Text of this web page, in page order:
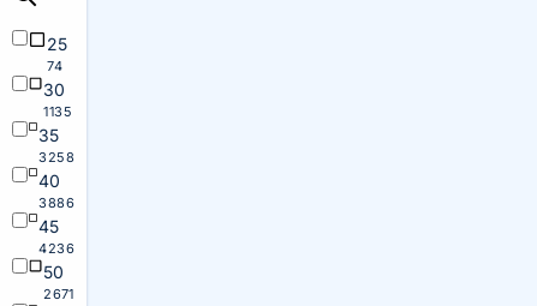
25
74
30
1135
35
3258
40
3886
45
4236
50
2671